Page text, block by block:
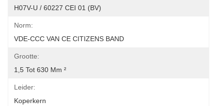
H07V-U / 60227 CEI 01 (BV)
Norm:
VDE-CCC VAN CE CITIZENS BAND
Grootte:
1,5 Tot 630 Mm ²
Leider:
Koperkern